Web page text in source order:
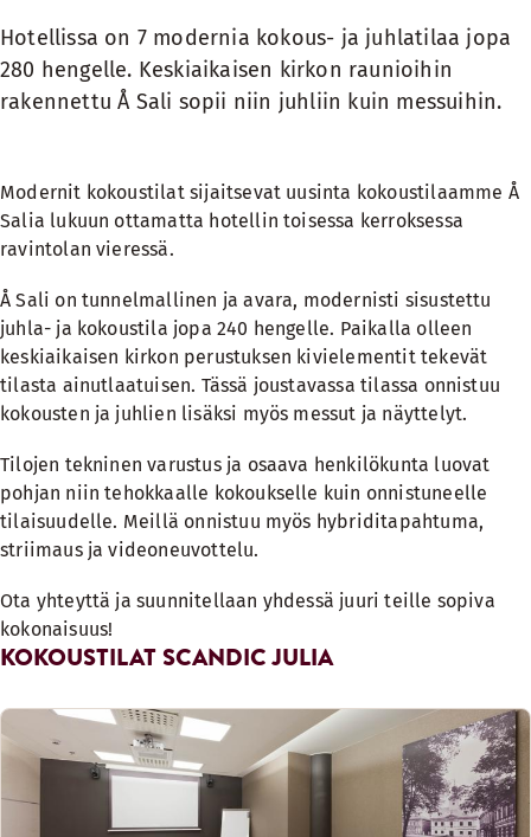
Hotellissa on 7 modernia kokous- ja juhlatilaa jopa
280 hengelle. Keskiaikaisen kirkon raunioihin
rakennettu Å Sali sopii niin juhliin kuin messuihin.
Modernit kokoustilat sijaitsevat uusinta kokoustilaamme Å
Salia lukuun ottamatta hotellin toisessa kerroksessa
ravintolan vieressä.
Å Sali on tunnelmallinen ja avara, modernisti sisustettu
juhla- ja kokoustila jopa 240 hengelle. Paikalla olleen
keskiaikaisen kirkon perustuksen kivielementit tekevät
tilasta ainutlaatuisen. Tässä joustavassa tilassa onnistuu
kokousten ja juhlien lisäksi myös messut ja näyttelyt.
Tilojen tekninen varustus ja osaava henkilökunta luovat
pohjan niin tehokkaalle kokoukselle kuin onnistuneelle
tilaisuudelle. Meillä onnistuu myös hybriditapahtuma,
striimaus ja videoneuvottelu.
Ota yhteyttä ja suunnitellaan yhdessä juuri teille sopiva
kokonaisuus!
KOKOUSTILAT SCANDIC JULIA